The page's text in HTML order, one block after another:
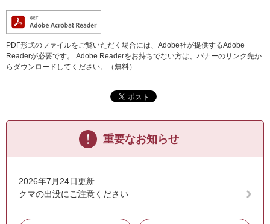
PDF形式のファイルをご覧いただく場合には、Adobe社が提供するAdobe
Readerが必要です。
Adobe Readerをお持ちでない方は、バナーのリンク先か
らダウンロードしてください。（無料）
重要なお知らせ
2026年7月24日更新
クマの出没にご注意ください